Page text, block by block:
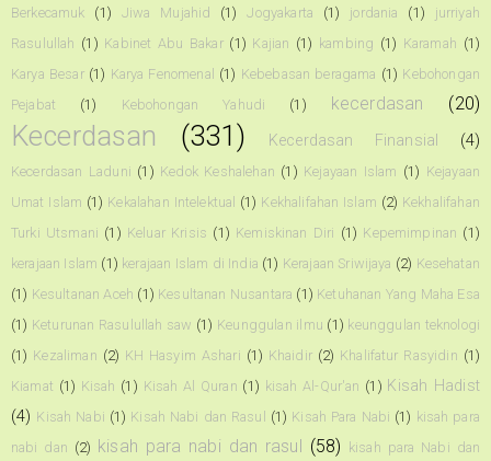
Berkecamuk
(1) Jiwa Mujahid (1) Jogyakarta (1) jordania (1)
jurriyah
Rasulullah (1) Kabinet Abu Bakar (1) Kajian (1) kambing (1) Karamah (1)
Karya Besar (1) Karya Fenomenal (1) Kebebasan beragama (1) Kebohongan
Pejabat
(1) Kebohongan Yahudi (1) kecerdasan (20)
Kecerdasan (331) Kecerdasan Finansial (4)
Kecerdasan Laduni (1) Kedok Keshalehan (1) Kejayaan Islam (1) Kejayaan
Umat Islam (1) Kekalahan Intelektual (1) Kekhalifahan Islam (2) Kekhalifahan
Turki Utsmani (1) Keluar Krisis (1) Kemiskinan Diri (1) Kepemimpinan (1)
kerajaan Islam (1) kerajaan Islam di India (1) Kerajaan Sriwijaya (2) Kesehatan
(1) Kesultanan Aceh (1) Kesultanan Nusantara (1) Ketuhanan Yang Maha Esa
(1) Keturunan Rasulullah saw (1) Keunggulan ilmu (1) keunggulan teknologi
(1) Kezaliman (2) KH Hasyim Ashari (1) Khaidir (2) Khalifatur Rasyidin (1)
Kiamat (1) Kisah (1) Kisah Al Quran (1) kisah Al-Qur'an (1) Kisah Hadist
(4) Kisah Nabi (1) Kisah Nabi dan Rasul (1) Kisah Para Nabi (1) kisah para
nabi dan (2) kisah para nabi dan rasul (58) kisah para Nabi dan